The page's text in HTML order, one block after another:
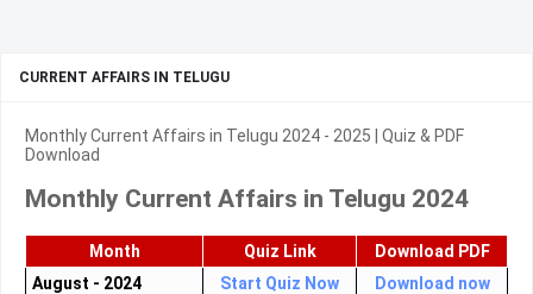
CURRENT AFFAIRS IN TELUGU
Monthly Current Affairs in Telugu 2024 - 2025 | Quiz & PDF
Download
Monthly Current Affairs in Telugu 2024
Month Quiz Link
Download PDF
August - 2024
Start Quiz Now
Download now